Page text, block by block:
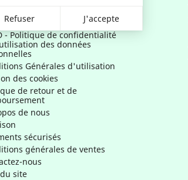
Refuser J'accepte
légales
- Politique de confidentialité
des données
Générales d'utilisation
des cookies
de retour et de
de nous
sécurisés
générales de ventes
nous
site